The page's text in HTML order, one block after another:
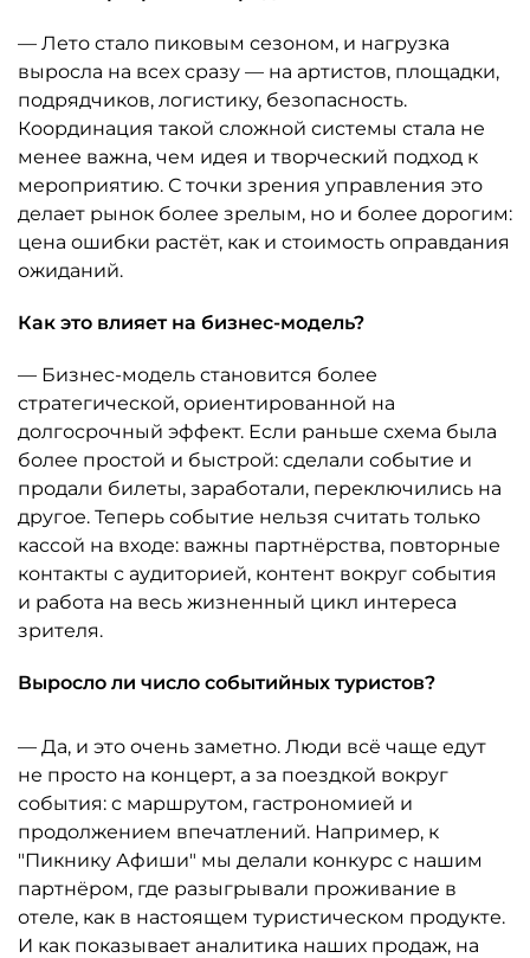
— Лето стало пиковым сезоном, и нагрузка
выросла на всех сразу — на артистов, площадки,
подрядчиков, логистику, безопасность.
Координация такой сложной системы стала не
менее важна, чем идея и творческий подход к
мероприятию. С точки зрения управления это
делает рынок более зрелым, но и более дорогим:
цена ошибки растёт, как и стоимость оправдания
ожиданий.
Как это влияет на бизнес-модель?
— Бизнес-модель становится более
стратегической, ориентированной на
долгосрочный эффект. Если раньше схема была
более простой и быстрой: сделали событие и
продали билеты, заработали, переключились на
другое. Теперь событие нельзя считать только
кассой на входе: важны партнёрства, повторные
контакты с аудиторией, контент вокруг события
и работа на весь жизненный цикл интереса
зрителя.
Выросло ли число событийных туристов?
— Да, и это очень заметно. Люди всё чаще едут
не просто на концерт, а за поездкой вокруг
события: с маршрутом, гастрономией и
продолжением впечатлений. Например, к
"Пикнику Афиши" мы делали конкурс с нашим
партнёром, где разыгрывали проживание в
отеле, как в настоящем туристическом продукте.
И как показывает аналитика наших продаж, на